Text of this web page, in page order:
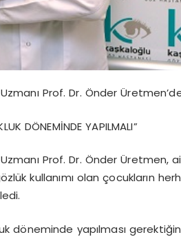
Prof. Dr. Önder
DÖNEMİNDE YAPILMALI”
Prof. Dr. Önder Üretmen,
kullanımı olan çocukların
döneminde yapılması